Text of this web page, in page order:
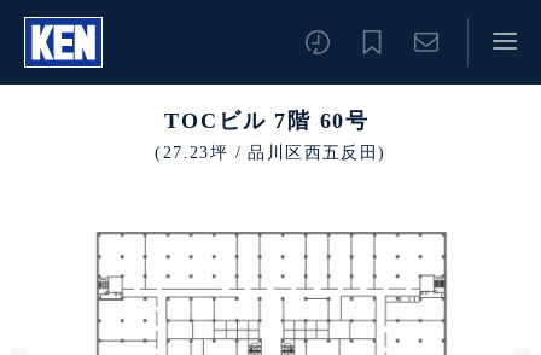
TOCビル 7階 60号
(27.23坪 / 品川区西五反田)